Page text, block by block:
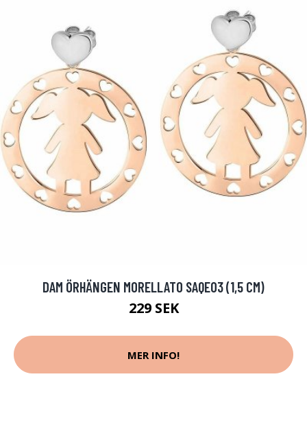
DAM ÖRHÄNGEN MORELLATO SAQE03 (1,5 CM)
229 SEK
MER INFO!